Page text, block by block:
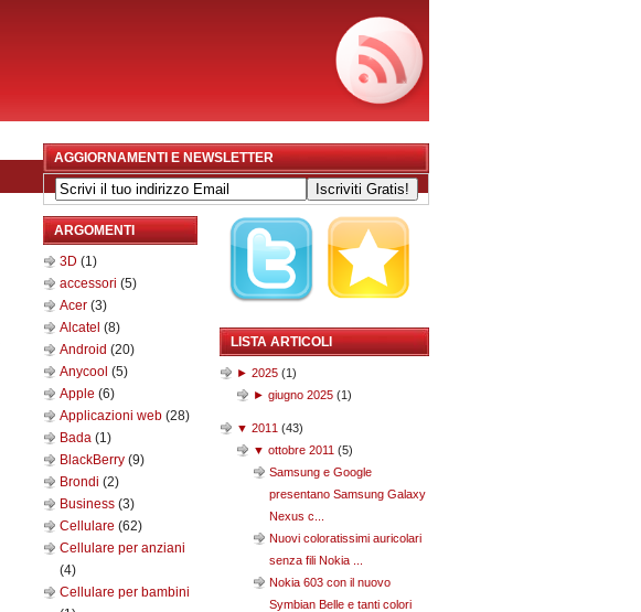
AGGIORNAMENTI E NEWSLETTER
ARGOMENTI
3D (1)
accessori (5)
Acer (3)
Alcatel (8)
Android (20)
Anycool (5)
Apple (6)
Applicazioni web (28)
Bada (1)
BlackBerry (9)
Brondi (2)
Business (3)
Cellulare (62)
Cellulare per anziani
(4)
Cellulare per bambini
LISTA ARTICOLI
► 2025 (1)
► giugno 2025 (1)
▼ 2011 (43)
▼ ottobre 2011 (5)
Samsung e Google
presentano Samsung Galaxy
Nexus c...
Nuovi coloratissimi auricolari
senza fili Nokia ...
Nokia 603 con il nuovo
Symbian Belle e tanti colori